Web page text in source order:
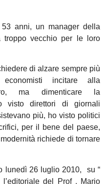
53 anni, un manager della
vecchio per le loro
di alzare sempre più
incitare alla
ma dimenticare la
visto direttori di giornali
più, ho visto politici
per il bene del paese,
richiede di tornare
lunedì 26 luglio 2010, su “
del Prof . Mario